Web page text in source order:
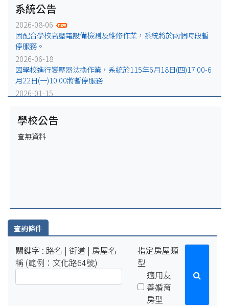
2026-05-25 賃居安全
賃居退租注意事項
2026-05-18 賃居新聞
校外租屋租金補貼宣導公告
系統公告
2026-08-06
因配合學校高壓電設備檢測及維修作業，系統將於兩個時段暫
停服務。
2026-06-18
因學校進行變壓器汰換作業，系統於115年6月18日(四)17:00-6
月22日(一)10:00將暫停服務
2026-01-15
(五)17:00-1月19日(一)10:00將暫停服務
2025-12-31
因配合學校電力設備緊急維修作業，系統於115年1月2日
因配合學校電氣設備檢修作業，系統於114年4月1日(二)17:00-
4月7日(一)8:00將暫停服務。
學校公告
查無資料
查詢條件
關鍵字 : 路名 | 街道 | 房屋名
稱 (範例：文化路64號)
指定房屋類
型
適用友
善婚育
房型